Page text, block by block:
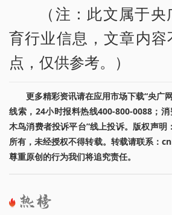
（注：此文属于
育行业信息，文章内
点，仅供参考。）
更多精彩资讯请在应用市场下载“央广
线索，24小时报料热线400-800-0088；
木鸟消费者投诉平台”线上投诉。版权声明
所有，未经授权不得转载。转载请联系：
尊重原创的行为我们将追究责任。